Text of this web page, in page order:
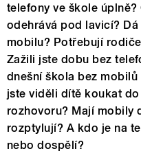
telefony ve škole úplně?
odehrává pod lavicí?
mobilu? Potřebují
Zažili jste dobu bez
dnešní škola bez
jste viděli dítě koukat
rozhovoru? Mají mobily
rozptylují? A kdo je na
nebo dospělí?